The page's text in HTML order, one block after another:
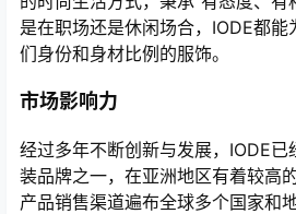
是在职场还是休闲场合，IODE都
们身份和身材比例的服饰。
市场影响力
经过多年不断创新与发展，IODE
装品牌之一，在亚洲地区有着较高
产品销售渠道遍布全球多个国家和